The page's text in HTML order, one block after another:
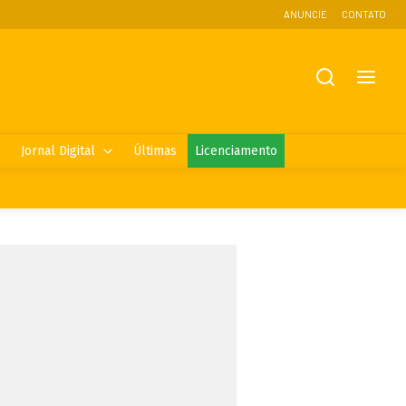
ANUNCIE CONTATO
Jornal Digital Últimas Licenciamento